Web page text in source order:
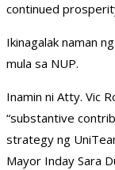
continued
Ikinagalak naman
mula sa NUP.
Inamin ni Atty. Vic
“substantive
strategy ng
Mayor Inday Sara